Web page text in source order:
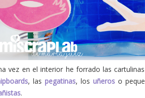
vez en el interior he forrado las
, las pegatinas, los uñeros o
.